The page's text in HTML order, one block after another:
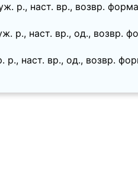
p., наст. вр., возвр. форма
p., наст. вр., од., возвр.
p., наст. вр., од., возвр.